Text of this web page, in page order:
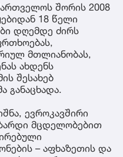
შორის 2008
18 წელი
დღემდე ძირს
მთლიანობას,
ახდენს
შესახებ
განაცხადა.
ევროკავშირი
მცდელობებით
– აფხაზეთის და